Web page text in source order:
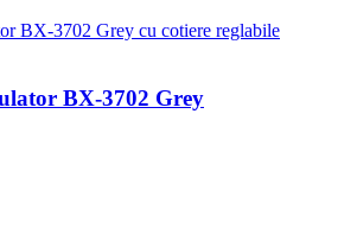
BX-3702 Grey